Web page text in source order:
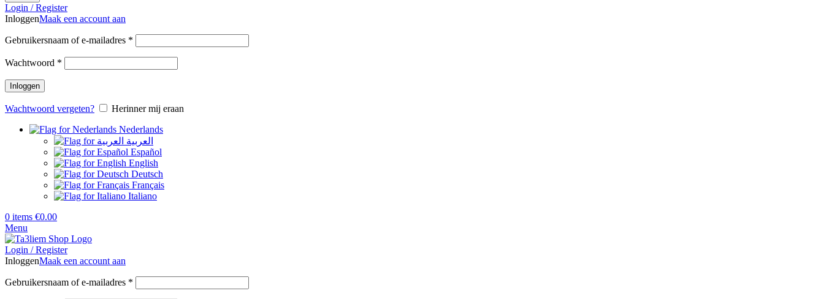
Login / Register
InloggenMaak een account aan
Gebruikersnaam of e-mailadres *
Wachtwoord *
Inloggen
Wachtwoord vergeten?
Herinner mij eraan
Nederlands
العربية
Español
English
Deutsch
Français
Italiano
0 items €0.00
Menu
Login / Register
InloggenMaak een account aan
Gebruikersnaam of e-mailadres *